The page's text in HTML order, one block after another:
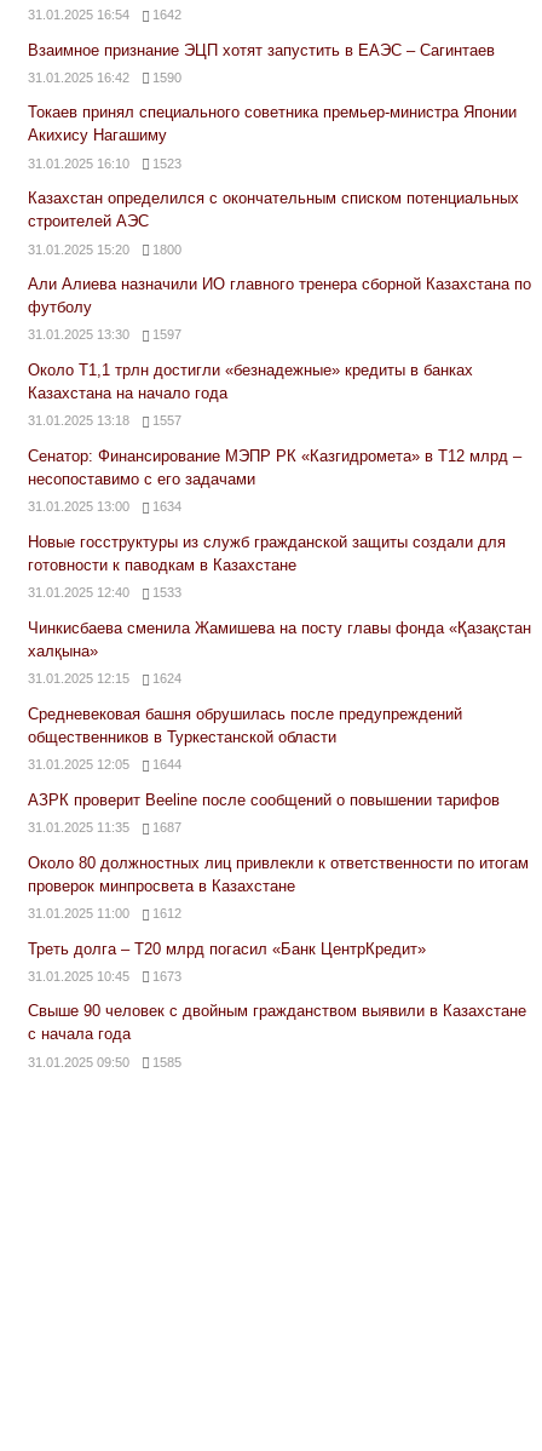
31.01.2025 16:54 1642
Взаимное признание ЭЦП хотят запустить в ЕАЭС – Сагинтаев
31.01.2025 16:42 1590
Токаев принял специального советника премьер-министра Японии
Акихису Нагашиму
31.01.2025 16:10 1523
Казахстан определился с окончательным списком потенциальных
строителей АЭС
31.01.2025 15:20 1800
Али Алиева назначили ИО главного тренера сборной Казахстана по
футболу
31.01.2025 13:30 1597
Около Т1,1 трлн достигли «безнадежные» кредиты в банках
Казахстана на начало года
31.01.2025 13:18 1557
Сенатор: Финансирование МЭПР РК «Казгидромета» в Т12 млрд –
несопоставимо с его задачами
31.01.2025 13:00 1634
Новые госструктуры из служб гражданской защиты создали для
готовности к паводкам в Казахстане
31.01.2025 12:40 1533
Чинкисбаева сменила Жамишева на посту главы фонда «Қазақстан
халқына»
31.01.2025 12:15 1624
Средневековая башня обрушилась после предупреждений
общественников в Туркестанской области
31.01.2025 12:05 1644
АЗРК проверит Beeline после сообщений о повышении тарифов
31.01.2025 11:35 1687
Около 80 должностных лиц привлекли к ответственности по итогам
проверок минпросвета в Казахстане
31.01.2025 11:00 1612
Треть долга – Т20 млрд погасил «Банк ЦентрКредит»
31.01.2025 10:45 1673
Свыше 90 человек с двойным гражданством выявили в Казахстане
с начала года
31.01.2025 09:50 1585